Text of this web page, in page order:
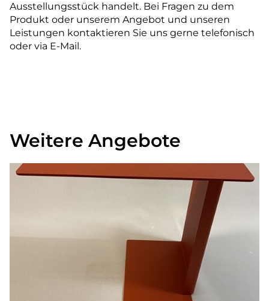
Ausstellungsstück handelt. Bei Fragen zu dem
Produkt oder unserem Angebot und unseren
Leistungen kontaktieren Sie uns gerne telefonisch
oder via E-Mail.
Weitere Angebote